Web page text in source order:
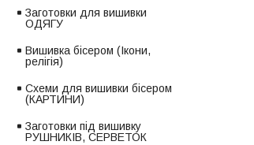
Заготовки для вишивки
ОДЯГУ
Вишивка бісером (Ікони,
релігія)
Схеми для вишивки бісером
(КАРТИНИ)
Заготовки під вишивку
РУШНИКІВ, СЕРВЕТОК